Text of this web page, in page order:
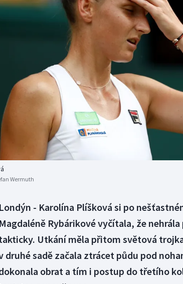
Curling
Dostihy
Florbal
Futsal
Golf
Gymnastika
Plavání
Wermuth
Londýn - Karolína Plíšková si po
Magdaléně Rybárikové vyčítala, že
Utkání měla přitom světová
druhé sadě začala ztrácet půdu pod
obrat a tím i postup do třetího